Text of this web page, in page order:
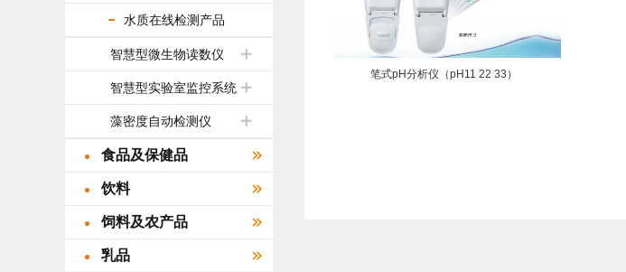
水质在线检测产品
智慧型微生物读数仪
智慧型实验室监控系统
藻密度自动检测仪
食品及保健品
饮料
饲料及农产品
乳品
笔式pH分析仪（pH11 22 33）